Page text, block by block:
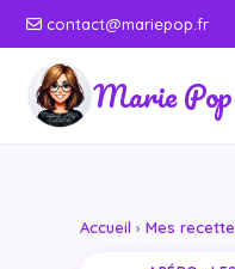
contact@mariepop.fr
Marie Pop
Accueil › Mes